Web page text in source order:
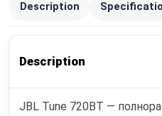
Description
Description
JBL Tune 720BT —